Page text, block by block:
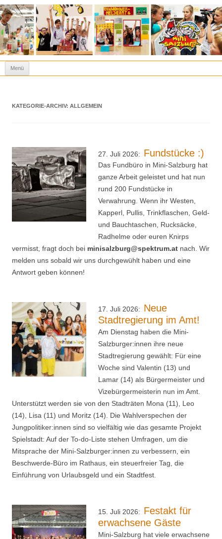
Kinderstadt Mini-Salzburg
Spielen heißt lernen!
Menü
KATEGORIE-ARCHIV: ALLGEMEIN
27. Juli 2026: Fundstücke :)
Das Fundbüro in Mini-Salzburg hat
ganze Arbeit geleistet und hat nun
rund 200 Fundstücke in
Verwahrung. Wenn ihr Westen,
Kapperl, Pullis, Trinkflaschen, Geld-
und Bauchtaschen, Rucksäcke,
Radhelme oder euren Knirps
vermisst, fragt doch bei minisalzburg@spektrum.at nach. Wir
melden uns sobald wir uns durchgewühlt haben und eine
Antwort geben können!
17. Juli 2026: Neue
Stadtregierung im Amt!
Am Dienstag haben die Mini-
Salzburger:innen ihre neue
Stadtregierung gewählt: Für eine
Woche sind Valentin (13) und
Lamar (14) als Bürgermeister und
Vizebürgermeisterin nun im Amt.
Unterstützt werden sie von den Stadträten Mona (11), Leo
(14), Lisa (11) und Moritz (14). Die Wahlverspechen der
Jungpolitiker:innen sind so vielfältig wie das gesamte Projekt
Spielstadt: Auf der To-do-Liste stehen Umfragen, um die
Mitsprache der Mini-Salzburger:innen zu verbessern, ein
Beschwerde-Büro im Rathaus, ein steuerfreier Tag, die
Einführung von Urlaubsgeld und ein Stadtfest.
15. Juli 2026: Festakt für
erwachsene Gäste
Mini-Salzburg hat viele erwachsene